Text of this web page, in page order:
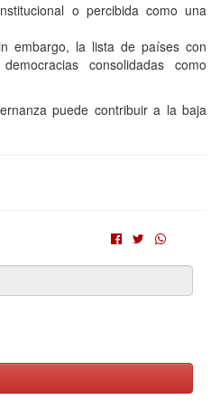
o percibida como una
embargo, la lista de países con
consolidadas como
puede contribuir a la baja